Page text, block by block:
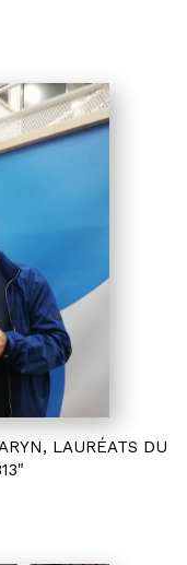
LAURÉATS DU